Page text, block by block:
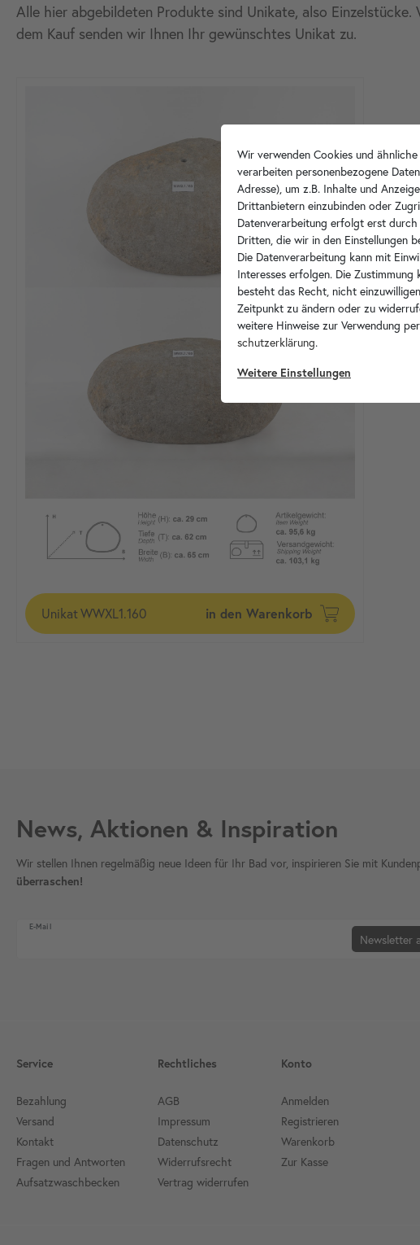
Alle hier abgebildeten Produkte sind Unikate, also
dem Kauf senden wir Ihnen Ihr gewünschtes Unikat zu.
UnikatWWXL1.160 in den Warenkorb
News, Aktionen & Inspiration
Wir stellen Ihnen regelmäßig neue Ideen für Ihr Bad vor, inspirieren Sie mit
überraschen!
E-Mail
Newsletter Honig
Newsletter
Service
Bezahlung
Versand
Kontakt
Fragen und Antworten
Aufsatzwaschbecken
Rechtliches
AGB
Impressum
Datenschutz
Widerrufsrecht
Vertrag widerrufen
Konto
Anmelden
Registrieren
Warenkorb
Zur Kasse
Wir verwenden Cookies und
verarbeiten personenbezogene
Adresse), um z.B. Inhalte und
Drittanbietern einzubinden oder
Datenverarbeitung erfolgt erst
Dritten, die wir in den Einstellungen
Die Datenverarbeitung kann mit
Interesses erfolgen. Die
besteht das Recht, nicht
Zeitpunkt zu ändern oder zu
weitere Hinweise zur Verwendung
schutz­erklärung.
Weitere Einstellungen